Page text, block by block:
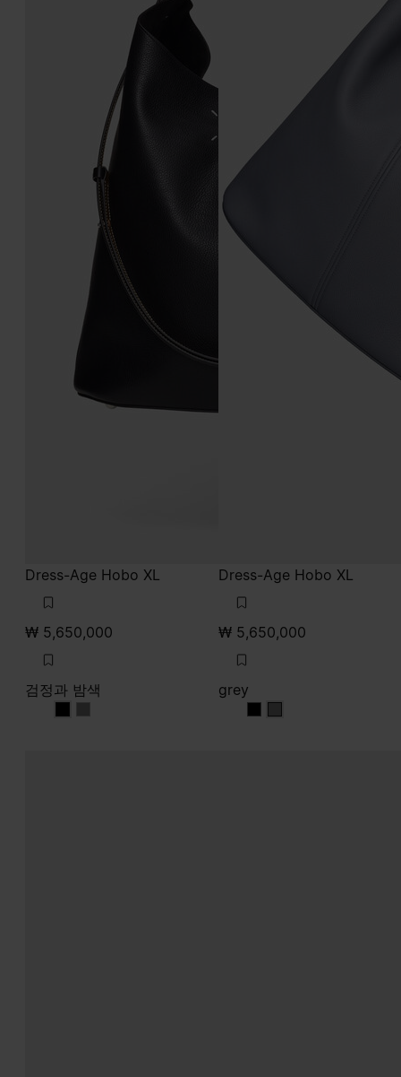
Dress-Age Hobo XL
₩ 5,650,000
검정과 밤색
검정과 밤색
검정과 밤색
Dress-Age Hobo XL
₩ 5,650,000
grey
greygrey